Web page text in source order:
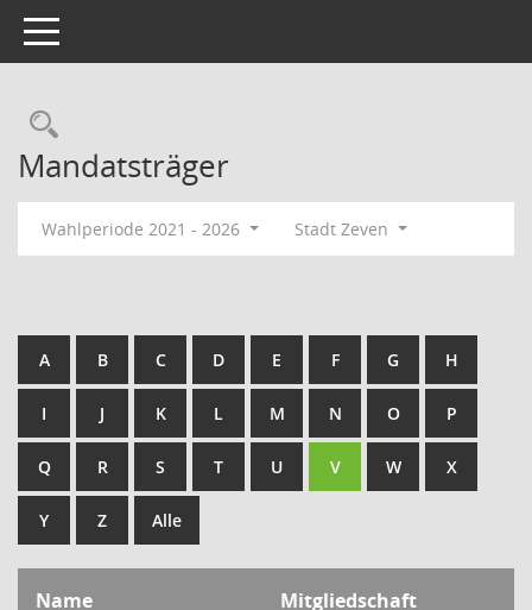
Toggle navigation
Rechercheauswahl
Mandatsträger
Wahlperiode 2021 - 2026 Stadt Zeven
A B C D E F G H
I J K L M N O P
Q R S T U V W X
Y Z Alle
Name Mitgliedschaft